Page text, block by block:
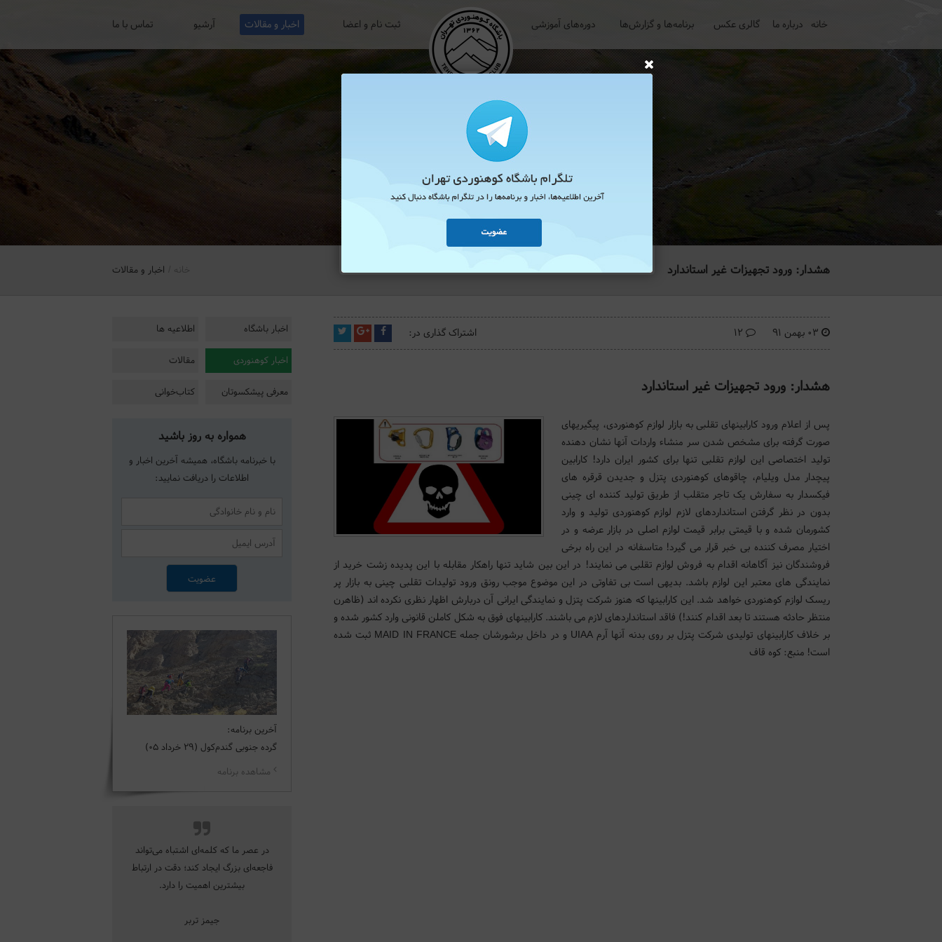
خانه درباره ما گالری عکس برنامه‌ها و گزارش‌ها دوره‌های آموزشی ثبت نام و اعضا اخبار و مقالات آرشیو تماس با ما
هشدار: ورود تجهیزات غیر استاندارد اخبار و مقالات
اخبار باشگاه اطلاعیه ها
اخبار کوهنوردی مقالات
معرفی پیشکسوتان کتاب‌خوانی
همواره به روز باشید
با خبرنامه باشگاه، همیشه آخرین اخبار و
اطلاعات را دریافت نمایید:
آخرین برنامه:
گرده جنوبی گندم‌کول (29 خرداد 05)
مشاهده برنامه
در عصر ما که کلمه‌ای اشتباه می‌تواند
فاجعه‌ای بزرگ ایجاد کند؛ دقت در ارتباط
بیشترین اهمیت را دارد.
جیمز تربر
03 بهمن 91 اشتراک گذاری در:
هشدار: ورود تجهیزات غیر استاندارد
پس از اعلام ورود کارابینهای تقلبی به بازار لوازم کوهنوردی، پیگیریهای
صورت گرفته برای مشخص شدن سر منشاء واردات آنها نشان دهنده
تولید اختصاصی این لوازم تقلبی تنها برای کشور ایران دارد! کارابین
پیچدار مدل ویلیام، چاقوهای کوهنوردی پتزل و جدیدن قرقره های
فیکسدار به سفارش یک تاجر متقلب از طریق تولید کننده ای چینی
بدون در نظر گرفتن استانداردهای لازم لوازم کوهنوردی تولید و وارد
کشورمان شده و با قیمتی برابر قیمت لوازم اصلی در بازار عرضه و در
اختیار مصرف کننده بی خبر قرار می گیرد! متاسفانه در این راه برخی
فروشندگان نیز آگاهانه اقدام به فروش لوازم تقلبی می نمایند! در این بین شاید تنها راهکار مقابله با این پدیده زشت خرید از
نمایندگی های معتبر این لوازم باشد. بدیهی است بی تفاوتی در این موضوع موجب رونق ورود تولیدات تقلبی چینی به بازار پر
ریسک لوازم کوهنوردی خواهد شد. این کارابینها که هنوز شرکت پتزل و نمایندگی ایرانی آن دربارش اظهار نظری نکرده اند (ظاهرن
منتظر حادثه هستند تا بعد اقدام کنند!) فاقد استانداردهای لازم می باشند. کارابینهای فوق به شکل کاملن قانونی وارد کشور شده و
بر خلاف کارابینهای تولیدی شرکت پتزل بر روی بدنه آنها آرم UIAA و در داخل برشورشان جمله MAID IN FRANCE ثبت شده
است! منبع: کوه قاف